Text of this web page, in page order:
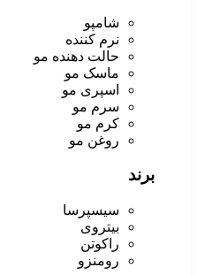
شامپو
نرم کننده
حالت دهنده مو
ماسک مو
اسپری مو
سرم مو
کرم مو
روغن مو
برند
سیسپرسا
بیتروی
راکوتن
رومنزو